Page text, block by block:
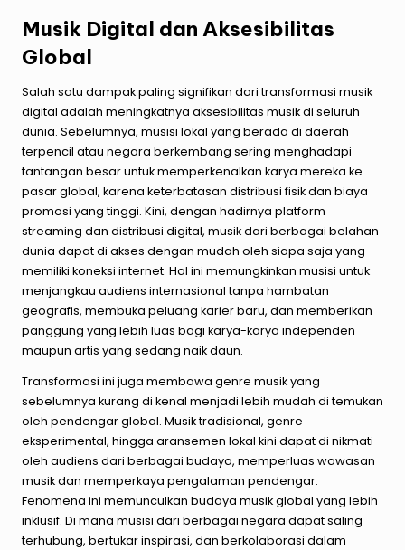
Musik Digital dan Aksesibilitas
Global
Salah satu dampak paling signifikan dari transformasi musik
digital adalah meningkatnya aksesibilitas musik di seluruh
dunia. Sebelumnya, musisi lokal yang berada di daerah
terpencil atau negara berkembang sering menghadapi
tantangan besar untuk memperkenalkan karya mereka ke
pasar global, karena keterbatasan distribusi fisik dan biaya
promosi yang tinggi. Kini, dengan hadirnya platform
streaming dan distribusi digital, musik dari berbagai belahan
dunia dapat di akses dengan mudah oleh siapa saja yang
memiliki koneksi internet. Hal ini memungkinkan musisi untuk
menjangkau audiens internasional tanpa hambatan
geografis, membuka peluang karier baru, dan memberikan
panggung yang lebih luas bagi karya-karya independen
maupun artis yang sedang naik daun.
Transformasi ini juga membawa genre musik yang
sebelumnya kurang di kenal menjadi lebih mudah di temukan
oleh pendengar global. Musik tradisional, genre
eksperimental, hingga aransemen lokal kini dapat di nikmati
oleh audiens dari berbagai budaya, memperluas wawasan
musik dan memperkaya pengalaman pendengar.
Fenomena ini memunculkan budaya musik global yang lebih
inklusif. Di mana musisi dari berbagai negara dapat saling
terhubung, bertukar inspirasi, dan berkolaborasi dalam